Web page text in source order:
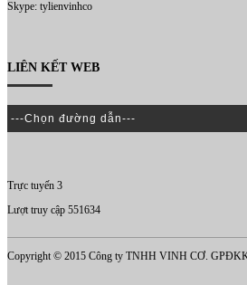
Skype: tylienvinhco
LIÊN KẾT WEB
Trực tuyến 3
Lượt truy cập 551634
Copyright © 2015 Công ty TNHH VINH CƠ.